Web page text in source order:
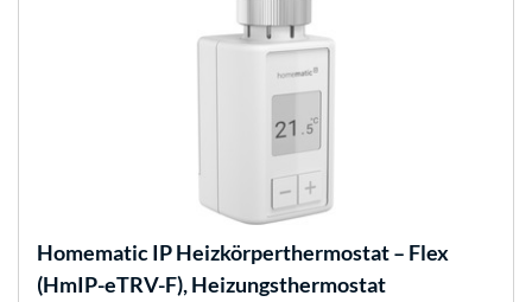
Homematic IPHeizkörperthermostat – Flex
(HmIP-eTRV-F), Heizungsthermostat